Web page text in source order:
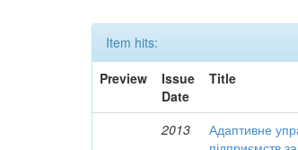
Item hits:
Preview
Issue
Date
Title
2013
Адаптивне